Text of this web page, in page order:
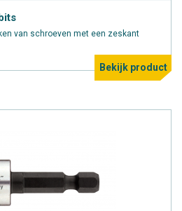
van schroeven met een zeskant
Bekijk product